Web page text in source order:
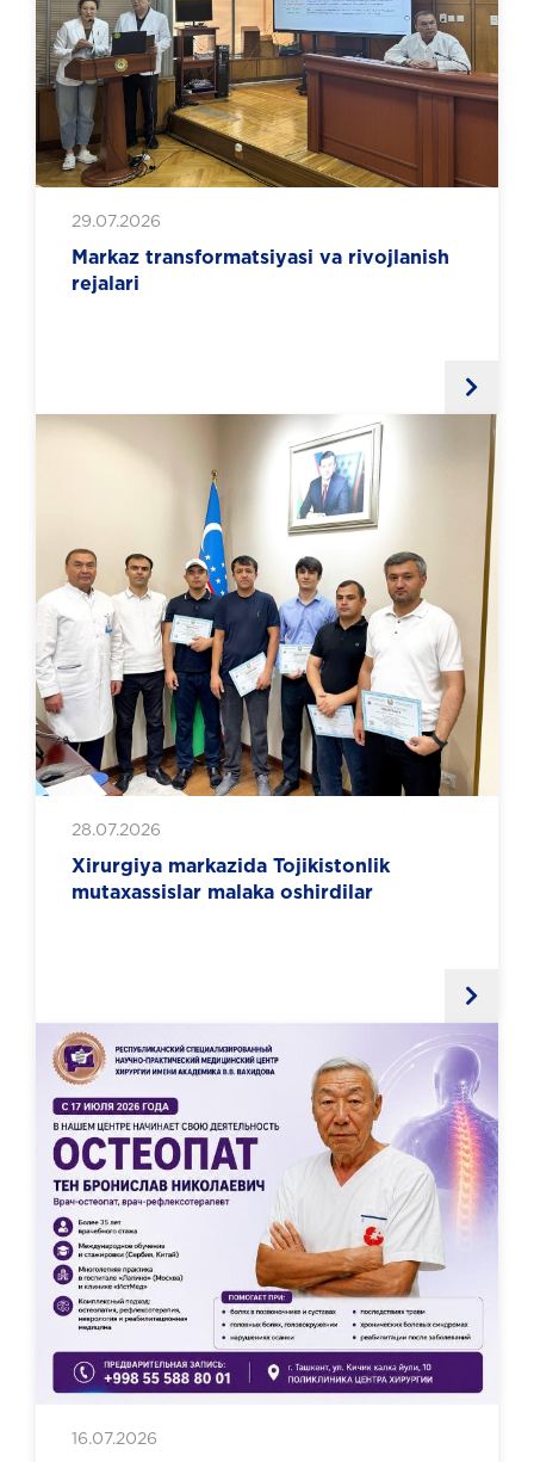
29.07.2026
Markaz transformatsiyasi va rivojlanish
rejalari
28.07.2026
Xirurgiya markazida Tojikistonlik
mutaxassislar malaka oshirdilar
16.07.2026